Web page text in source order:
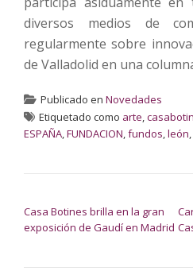
diversos medios de
regularmente sobre
de Valladolid en una
Publicado en Novedades
Etiquetado como arte,
ESPAÑA,FUNDACION,fundos,león,
Casa Botines brilla en la gran
exposición de Gaudí en Madrid